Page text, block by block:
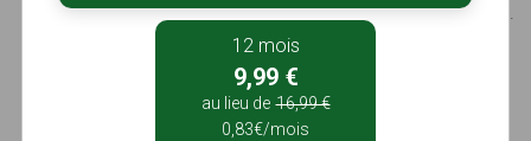
le compagnon parfait des randonneurs pédestres).
Voir le site
12 mois
9,99 €
au lieu de 16,99 €
0,83€/mois